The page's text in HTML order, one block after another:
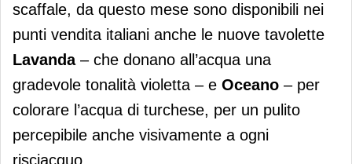
scaffale, da questo mese sono disponibili nei
punti vendita italiani anche le nuove tavolette
Lavanda– che donano all’acqua una
gradevole tonalità violetta – e Oceano – per
colorare l’acqua di turchese, per un pulito
percepibile anche visivamente a ogni
risciacquo.